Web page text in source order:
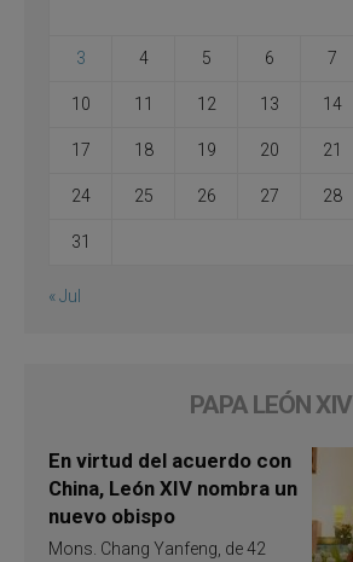
3 4 5 6 7
10 11 12 13 14
17 18 19 20 21
24 25 26 27 28
31
« Jul
PAPA LEÓN XIV
En virtud del acuerdo con
China, León XIV nombra un
nuevo obispo
Mons. Chang Yanfeng, de 42